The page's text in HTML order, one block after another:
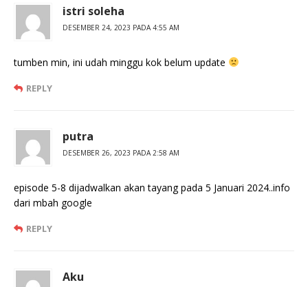
istri soleha
DESEMBER 24, 2023 PADA 4:55 AM
tumben min, ini udah minggu kok belum update
REPLY
putra
DESEMBER 26, 2023 PADA 2:58 AM
episode 5-8 dijadwalkan akan tayang pada 5 Januari 2024..info
dari mbah google
REPLY
Aku